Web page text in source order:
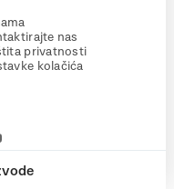
nas
privatnosti
kolačića